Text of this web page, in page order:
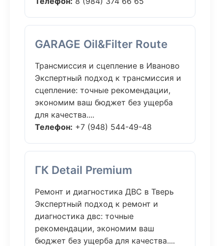
GARAGE Oil&Filter Route
Трансмиссия и сцепление в Иваново
Экспертный подход к трансмиссия и
сцепление: точные рекомендации,
экономим ваш бюджет без ущерба
для качества....
Телефон: +7 (948) 544-49-48
ГК Detail Premium
Ремонт и диагностика ДВС в Тверь
Экспертный подход к ремонт и
диагностика двс: точные
рекомендации, экономим ваш
бюджет без ущерба для качества....